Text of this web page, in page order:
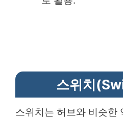
스위치
스위치는 허브와 비슷한